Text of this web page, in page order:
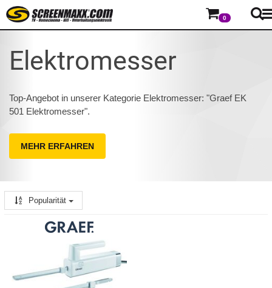
0
Elektromesser
Top-Angebot in unserer Kategorie Elektromesser: "Graef EK
501 Elektromesser".
MEHR ERFAHREN
Popularität